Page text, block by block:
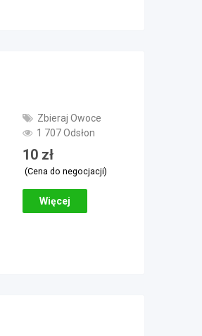
Zbieraj Owoce
1 707 Odsłon
10 zł
(Cena do negocjacji)
Więcej